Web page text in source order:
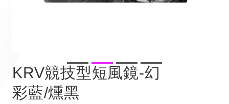
KRV競技型短風鏡-幻
彩藍/燻黑